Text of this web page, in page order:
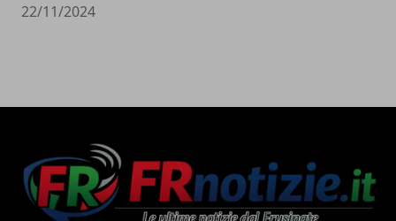
22/11/2024